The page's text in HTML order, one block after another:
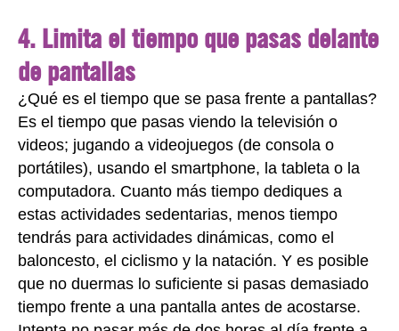
4. Limita el tiempo que pasas delante
de pantallas
¿Qué es el tiempo que se pasa frente a pantallas?
Es el tiempo que pasas viendo la televisión o
videos; jugando a videojuegos (de consola o
portátiles), usando el smartphone, la tableta o la
computadora. Cuanto más tiempo dediques a
estas actividades sedentarias, menos tiempo
tendrás para actividades dinámicas, como el
baloncesto, el ciclismo y la natación. Y es posible
que no duermas lo suficiente si pasas demasiado
tiempo frente a una pantalla antes de acostarse.